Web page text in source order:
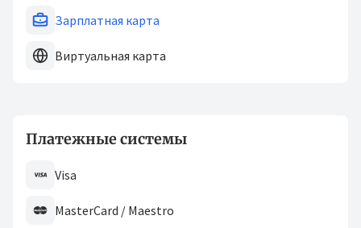
Зарплатная карта
Виртуальная карта
Платежные системы
Visa
MasterCard / Maestro